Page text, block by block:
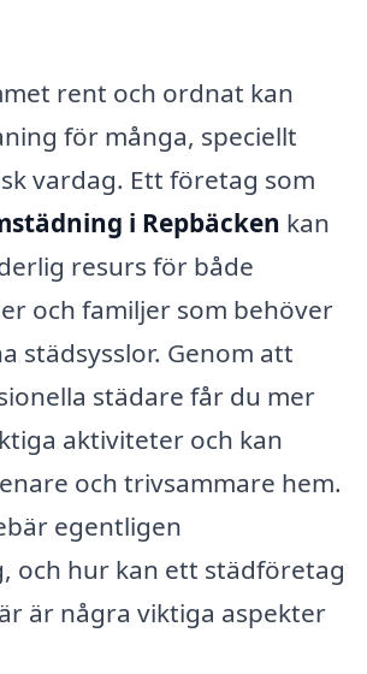
rent och ordnat kan
för många, speciellt
vardag. Ett företag som
i Repbäcken kan
resurs för både
och familjer som behöver
städsysslor. Genom att
städare får du mer
aktiviteter och kan
och trivsammare hem.
egentligen
och hur kan ett städföretag
är några viktiga aspekter